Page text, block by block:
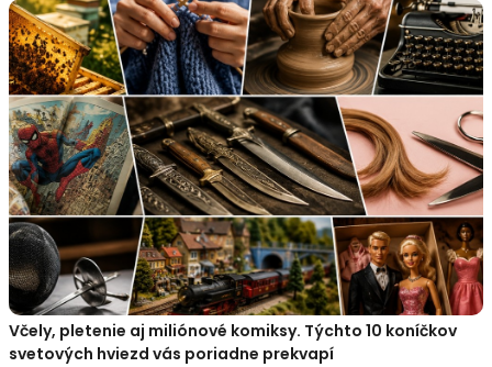
Včely, pletenie aj miliónové komiksy. Týchto 10 koníčkov
svetových hviezd vás poriadne prekvapí